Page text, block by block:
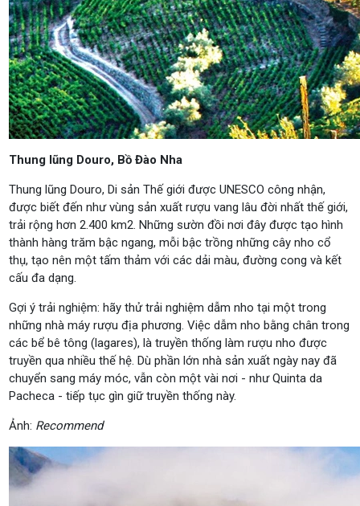
Thung lũng Douro, Bồ Đào Nha
Thung lũng Douro, Di sản Thế giới được UNESCO công nhận,
được biết đến như vùng sản xuất rượu vang lâu đời nhất thế giới,
trải rộng hơn 2.400 km2. Những sườn đồi nơi đây được tạo hình
thành hàng trăm bậc ngang, mỗi bậc trồng những cây nho cổ
thụ, tạo nên một tấm thảm với các dải màu, đường cong và kết
cấu đa dạng.
Gợi ý trải nghiệm: hãy thử trải nghiệm dẫm nho tại một trong
những nhà máy rượu địa phương. Việc dẫm nho bằng chân trong
các bể bê tông (lagares), là truyền thống làm rượu nho được
truyền qua nhiều thế hệ. Dù phần lớn nhà sản xuất ngày nay đã
chuyển sang máy móc, vẫn còn một vài nơi - như Quinta da
Pacheca - tiếp tục gìn giữ truyền thống này.
Ảnh: Recommend